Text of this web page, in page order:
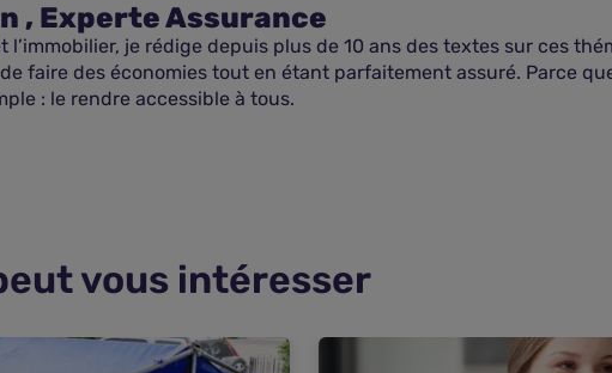
, Experte Assurance
l’immobilier, je rédige depuis plus de 10 ans des textes sur ces
faire des économies tout en étant parfaitement assuré. Parce
: le rendre accessible à tous.
vous intéresser